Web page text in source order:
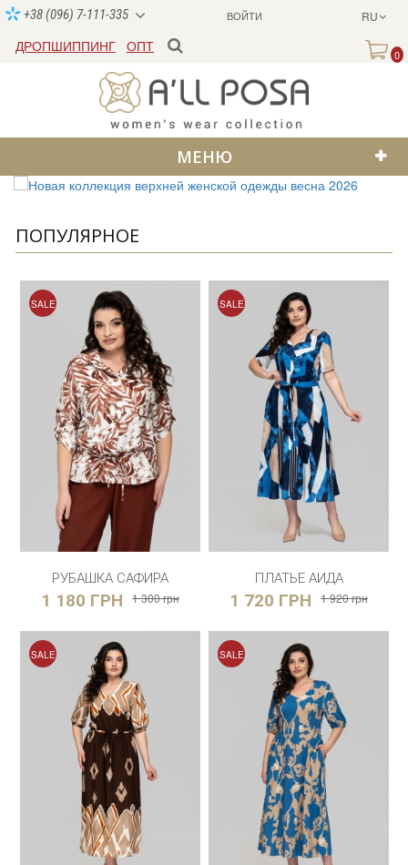
ВОЙТИ RU
+38 (096) 7-111-335
ДРОПШИППИНГ ОПТ
0
МЕНЮ
ПОПУЛЯРНОЕ
SALE
РУБАШКА САФИРА
1 180 ГРН 1 300 грн
SALE
ПЛАТЬЕ АИДА
1 720 ГРН 1 920 грн
SALE SALE